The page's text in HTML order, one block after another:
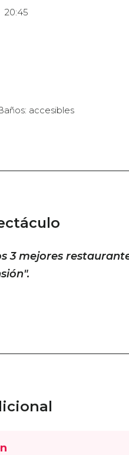
20:45
accesibles
3 mejores